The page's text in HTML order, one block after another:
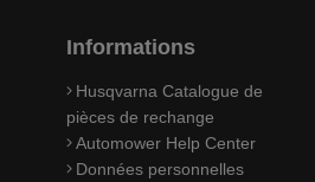
Informations
Husqvarna Catalogue de
pièces de rechange
Automower Help Center
Données personnelles